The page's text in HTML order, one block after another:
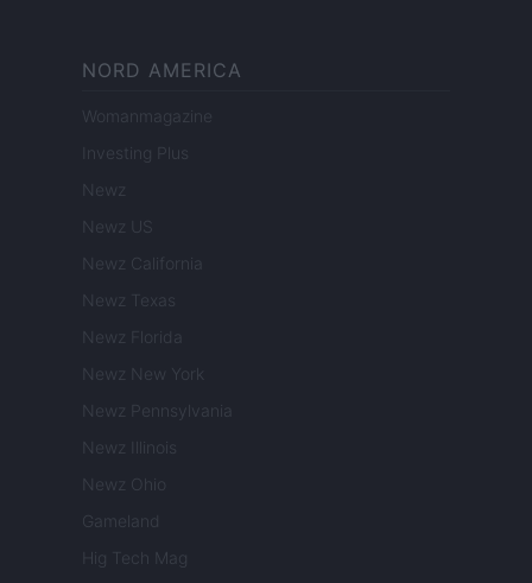
NORD AMERICA
Womanmagazine
Investing Plus
Newz
Newz US
Newz California
Newz Texas
Newz Florida
Newz New York
Newz Pennsylvania
Newz Illinois
Newz Ohio
Gameland
Hig Tech Mag